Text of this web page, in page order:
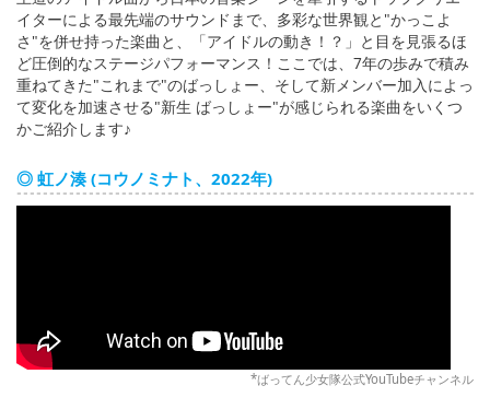
イターによる最先端のサウンドまで、多彩な世界観と"かっこよ
さ"を併せ持った楽曲と、「アイドルの動き！？」と目を見張るほ
ど圧倒的なステージパフォーマンス！ここでは、7年の歩みで積み
重ねてきた"これまで"のばっしょー、そして新メンバー加入によっ
て変化を加速させる"新生 ばっしょー"が感じられる楽曲をいくつ
かご紹介します♪
◎ 虹ノ湊 (コウノミナト、2022年)
*ばってん少女隊公式YouTubeチャンネル